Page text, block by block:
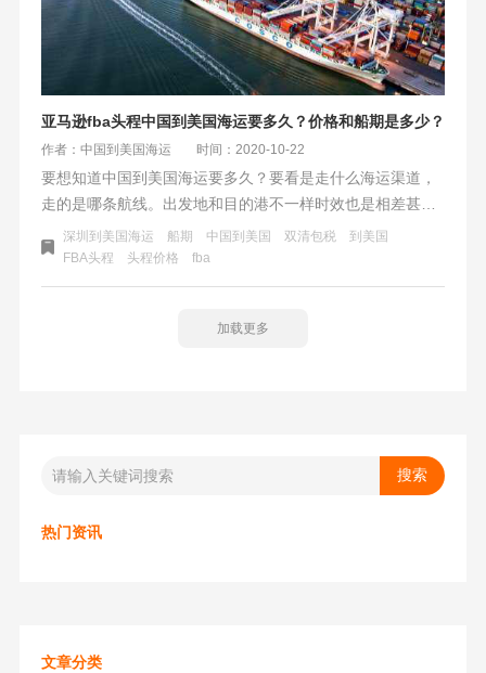
亚马逊fba头程中国到美国海运要多久？价格和船期是多少？
作者：中国到美国海运 时间：2020-10-22
要想知道中国到美国海运要多久？要看是走什么海运渠道，
走的是哪条航线。出发地和目的港不一样时效也是相差甚远
的。而亚马逊fba头程海运时效跟传统国际海运的时效也有一
定的区别，比如传统国际海运是指出发地到目的港的海上航
深圳到美国海运 船期 中国到美国 双清包税
到美国
FBA头程
头程价格 fba
加载更多
热门资讯
文章分类